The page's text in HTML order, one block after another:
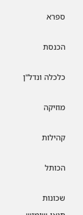
ספרא
הכנסת
כלכלה ונדל"ן
מוזיקה
קהילות
הכותל
שכונות